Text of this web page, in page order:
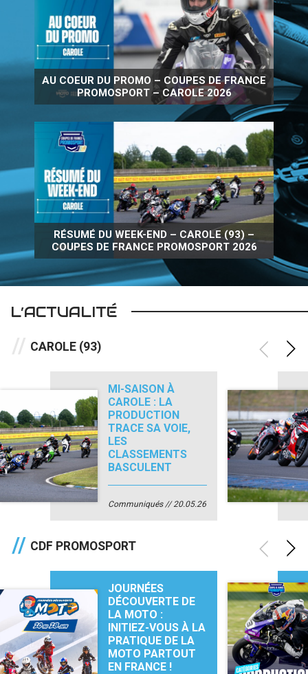
AU COEUR DU PROMO – COUPES DE FRANCE
PROMOSPORT – CAROLE 2026
RÉSUMÉ DU WEEK-END – CAROLE (93) –
COUPES DE FRANCE PROMOSPORT 2026
L’ACTUALITÉ
CAROLE (93)
MI-SAISON À
CAROLE : LA
PRODUCTION
TRACE SA VOIE,
LES
CLASSEMENTS
BASCULENT
Communiqués 20.05.26
CDF PROMOSPORT
JOURNÉES
DÉCOUVERTE DE
LA MOTO :
INITIEZ-VOUS À LA
PRATIQUE DE LA
MOTO PARTOUT
EN FRANCE !